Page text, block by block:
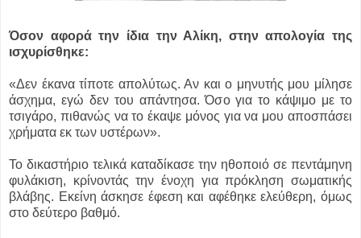
Όσον αφορά την ίδια την Αλίκη, στην απολογία της
ισχυρίσθηκε:
«Δεν έκανα τίποτε απολύτως. Αν και ο μηνυτής μου μίλησε
άσχημα, εγώ δεν του απάντησα. Όσο για το κάψιμο με το
τσιγάρο, πιθανώς να το έκαψε μόνος για να μου αποσπάσει
χρήματα εκ των υστέρων».
Το δικαστήριο τελικά καταδίκασε την ηθοποιό σε πεντάμηνη
φυλάκιση, κρίνοντάς την ένοχη για πρόκληση σωματικής
βλάβης. Εκείνη άσκησε έφεση και αφέθηκε ελεύθερη, όμως
στο δεύτερο βαθμό.